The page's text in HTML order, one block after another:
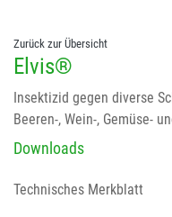
Zurück zur Übersicht
Elvis®
Insektizid gegen diverse
Beeren-, Wein-, Gemüse-
Downloads
Technisches Merkblatt